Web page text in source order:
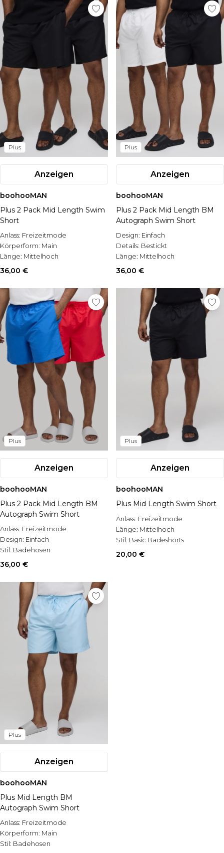
Plus
Anzeigen
boohooMAN
Plus 2 Pack Mid Length Swim
Short
Anlass: Freizeitmode
Körperform: Main
Länge: Mittelhoch
36,00 €
Plus
Anzeigen
boohooMAN
Plus 2 Pack Mid Length BM
Autograph Swim Short
Design: Einfach
Details: Bestickt
Länge: Mittelhoch
36,00 €
Plus
Anzeigen
boohooMAN
Plus 2 Pack Mid Length BM
Autograph Swim Short
Anlass: Freizeitmode
Design: Einfach
Stil: Badehosen
36,00 €
Plus
Anzeigen
boohooMAN
Plus Mid Length Swim Short
Anlass: Freizeitmode
Länge: Mittelhoch
Stil: Basic Badeshorts
20,00 €
Plus
Anzeigen
boohooMAN
Plus Mid Length BM
Autograph Swim Short
Anlass: Freizeitmode
Körperform: Main
Stil: Badehosen